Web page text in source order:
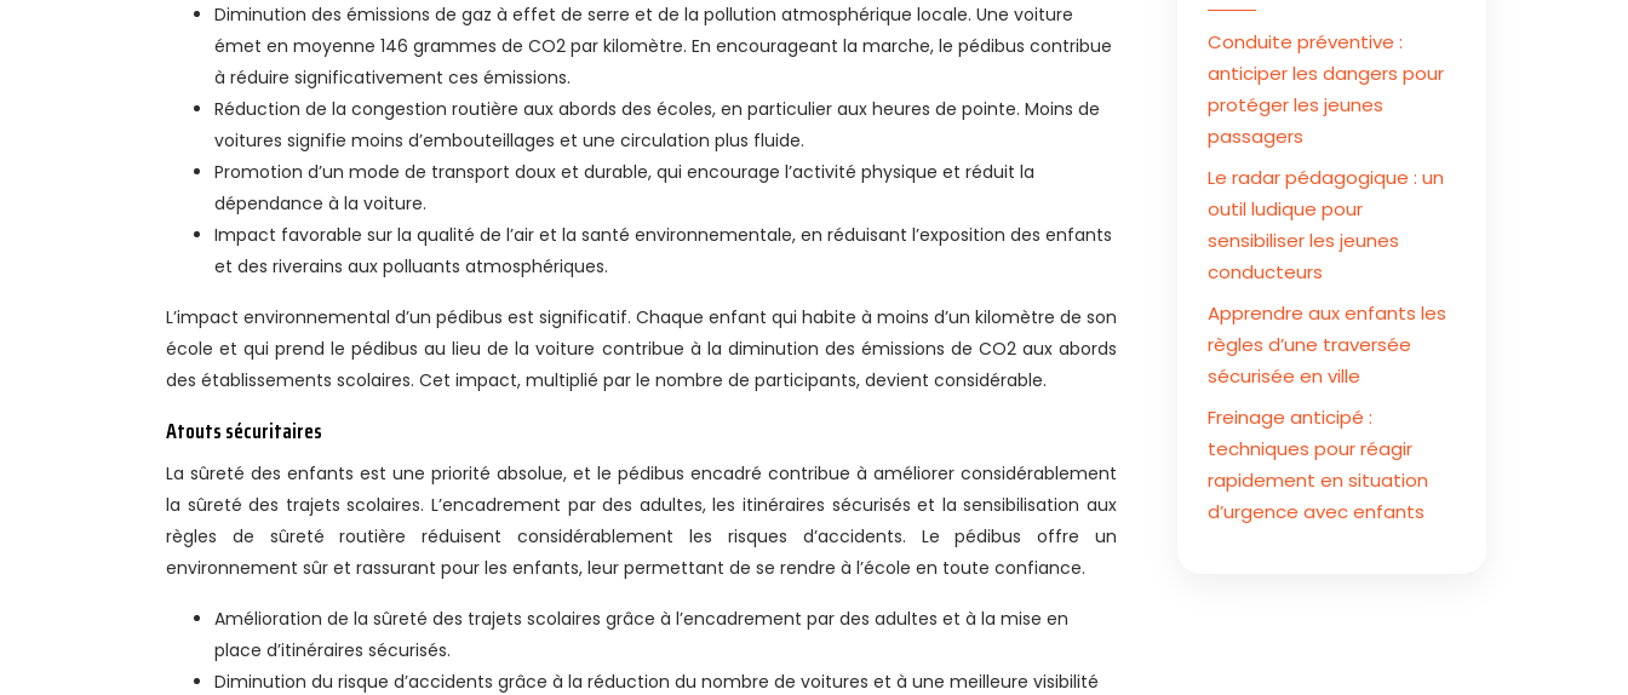
Diminution des émissions de gaz à effet de serre et de la pollution atmosphérique locale. Une voiture
émet en moyenne 146 grammes de CO2 par kilomètre. En encourageant la marche, le pédibus contribue
à réduire significativement ces émissions.
Réduction de la congestion routière aux abords des écoles, en particulier aux heures de pointe. Moins de
voitures signifie moins d’embouteillages et une circulation plus fluide.
Promotion d’un mode de transport doux et durable, qui encourage l’activité physique et réduit la
dépendance à la voiture.
Impact favorable sur la qualité de l’air et la santé environnementale, en réduisant l’exposition des enfants
et des riverains aux polluants atmosphériques.
L’impact environnemental d’un pédibus est significatif. Chaque enfant qui habite à moins d’un kilomètre de son
école et qui prend le pédibus au lieu de la voiture contribue à la diminution des émissions de CO2 aux abords
des établissements scolaires. Cet impact, multiplié par le nombre de participants, devient considérable.
Atouts sécuritaires
La sûreté des enfants est une priorité absolue, et le pédibus encadré contribue à améliorer considérablement
la sûreté des trajets scolaires. L’encadrement par des adultes, les itinéraires sécurisés et la sensibilisation aux
règles de sûreté routière réduisent considérablement les risques d’accidents. Le pédibus offre un
environnement sûr et rassurant pour les enfants, leur permettant de se rendre à l’école en toute confiance.
Amélioration de la sûreté des trajets scolaires grâce à l’encadrement par des adultes et à la mise en
place d’itinéraires sécurisés.
Diminution du risque d’accidents grâce à la réduction du nombre de voitures et à une meilleure visibilité
Conduite préventive :
anticiper les dangers pour
protéger les jeunes
passagers
Le radar pédagogique : un
outil ludique pour
sensibiliser les jeunes
conducteurs
Apprendre aux enfants les
règles d’une traversée
sécurisée en ville
Freinage anticipé :
techniques pour réagir
rapidement en situation
d’urgence avec enfants